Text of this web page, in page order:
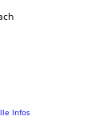
Infos